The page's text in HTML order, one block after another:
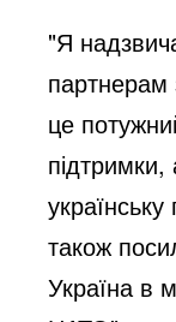
"Я
партнерам
це
також
Україна в